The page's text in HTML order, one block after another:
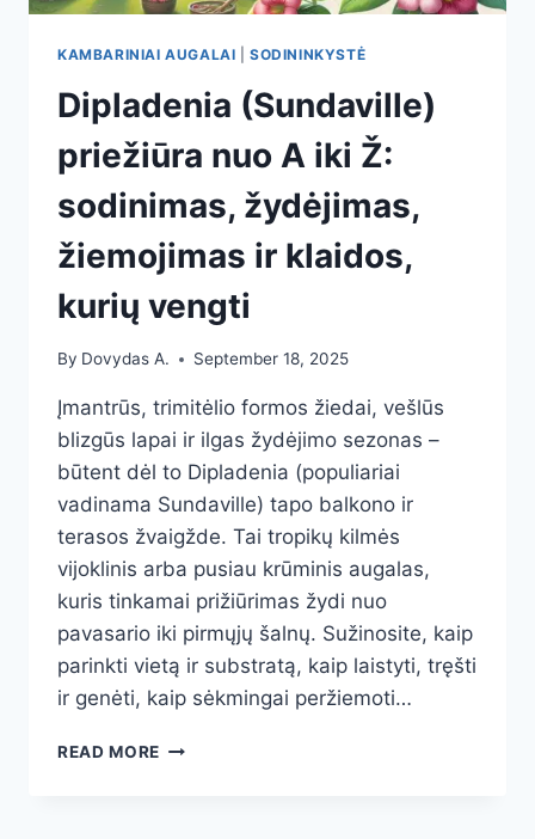
KAMBARINIAI AUGALAI |SODININKYSTĖ
Dipladenia (Sundaville)
priežiūra nuo A iki Ž:
sodinimas, žydėjimas,
žiemojimas ir klaidos,
kurių vengti
By Dovydas A. September 18, 2025
Įmantrūs, trimitėlio formos žiedai, vešlūs
blizgūs lapai ir ilgas žydėjimo sezonas –
būtent dėl to Dipladenia (populiariai
vadinama Sundaville) tapo balkono ir
terasos žvaigžde. Tai tropikų kilmės
vijoklinis arba pusiau krūminis augalas,
kuris tinkamai prižiūrimas žydi nuo
pavasario iki pirmųjų šalnų. Sužinosite, kaip
parinkti vietą ir substratą, kaip laistyti, tręšti
ir genėti, kaip sėkmingai peržiemoti…
READ MORE DIPLADENIA